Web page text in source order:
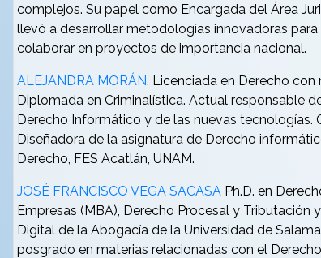
complejos. Su papel como Encargada del Área
llevó a desarrollar metodologías innovadoras
colaborar en proyectos de importancia nacional.
ALEJANDRA MORÁN. Licenciada en Derecho con
Diplomada en Criminalística. Actual responsable
Derecho Informático y de las nuevas tecnologías.
Diseñadora de la asignatura de Derecho
Derecho, FES Acatlán, UNAM.
JOSÉ FRANCISCO VEGA SACASA Ph.D. en
Empresas (MBA), Derecho Procesal y Tributación
Digital de la Abogacía de la Universidad de
posgrado en materias relacionadas con el